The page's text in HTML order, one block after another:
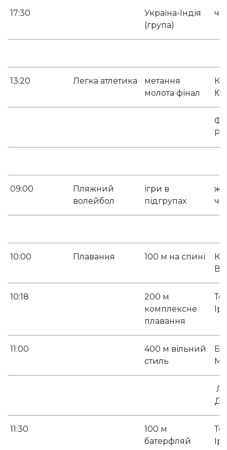
17:30
Україна-Індія
(група)
13:20 Легка атлетика
метання
молота фінал
09:00
Пляжний
волейбол
ігри в
підгрупах
10:00 Плавання 100 м на спині
10:18
200 м
комплексне
плавання
11:00
400 м вільний
стиль
11:30
100 м
батерфляй